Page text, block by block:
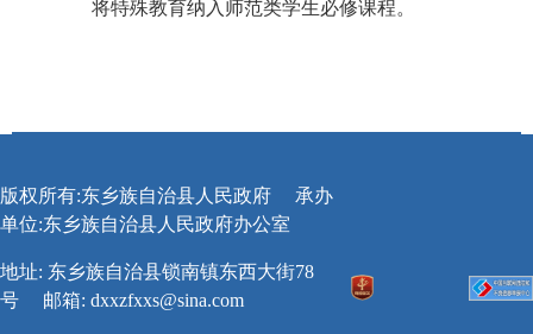
将特殊教育纳入师范类学生必修课程。
版权所有:东乡族自治县人民政府
承办
单位:东乡族自治县人民政府办公室
地址: 东乡族自治县锁南镇东西大街78
号
邮箱: dxxzfxxs@sina.com